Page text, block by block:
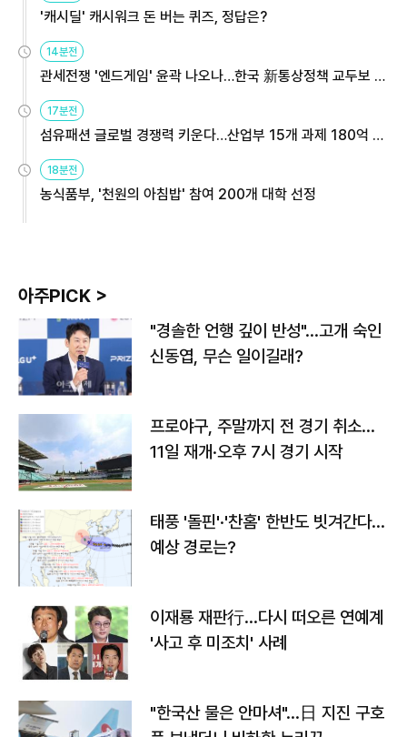
'캐시딜' 캐시워크 돈 버는 퀴즈, 정답은?
14분전
관세전쟁 '엔드게임' 윤곽 나오나…한국 新통상정책 교두보 활
17분전
섬유패션 글로벌 경쟁력 키운다…산업부 15개 과제 180억 지
18분전
농식품부, '천원의 아침밥' 참여 200개 대학 선정
아주PICK >
"경솔한 언행 깊이 반성"…고개 숙인
신동엽, 무슨 일이길래?
프로야구, 주말까지 전 경기 취소…
11일 재개·오후 7시 경기 시작
태풍 '돌핀'·'찬홈' 한반도 빗겨간다…
예상 경로는?
이재룡 재판行…다시 떠오른 연예계
'사고 후 미조치' 사례
"한국산 물은 안마셔"…日 지진 구호